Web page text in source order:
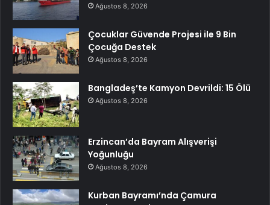
Ağustos 8, 2026
Çocuklar Güvende Projesi ile 9 Bin
Çocuğa Destek
Ağustos 8, 2026
Bangladeş’te Kamyon Devrildi: 15 Ölü
Ağustos 8, 2026
Erzincan’da Bayram Alışverişi
Yoğunluğu
Ağustos 8, 2026
Kurban Bayramı’nda Çamura